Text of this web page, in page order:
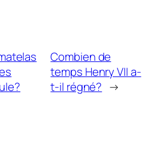
Combien de
temps Henry VII a-
t-il régné? →